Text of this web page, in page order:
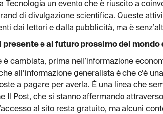
Tecnologia un evento che è riuscito a
di divulgazione scientifica. Queste
dai lettori e dalla pubblicità, ma è
presente e al futuro prossimo del
è cambiata, prima nell’informazione
all’informazione generalista è che c’è
a pagare per averla. È una linea che
Il Post, che si stanno affermando
al sito resta gratuito, ma alcuni